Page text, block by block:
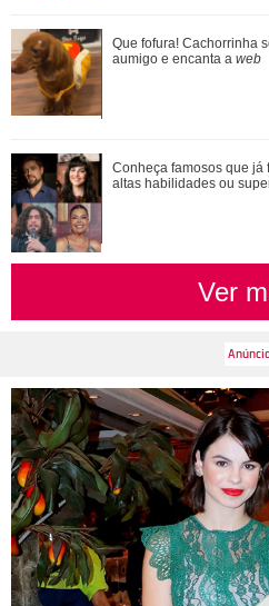
Durante uma conversa
Irmak, Kivanç acaba
Que fofura! Cachorrinha
aumigo e encanta a web
Conheça famosos que já
altas habilidades ou
Ver